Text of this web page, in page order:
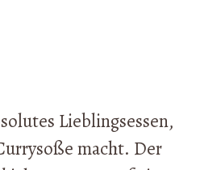
Lieblingsessen,
macht. Der